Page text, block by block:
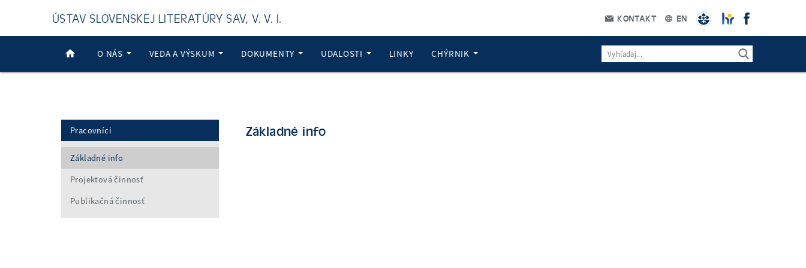
ÚSTAV SLOVENSKEJ LITERATÚRY SAV, V. V. I. KONTAKT EN
O NÁS VEDA A VÝSKUM DOKUMENTY UDALOSTI LINKY CHÝRNIK
Základné info
Pracovníci
Základné info
Projektová činnosť
Publikačná činnosť